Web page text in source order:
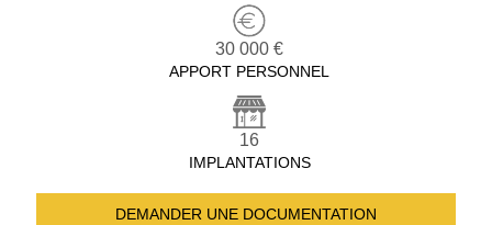
30 000 €
APPORT PERSONNEL
16
IMPLANTATIONS
DEMANDER UNE DOCUMENTATION